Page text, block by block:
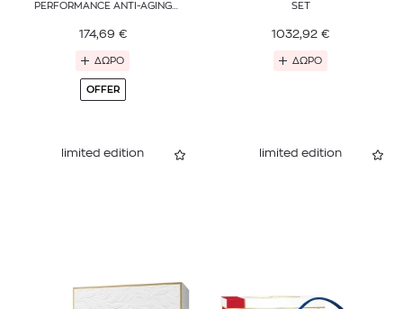
PERFORMANCE ANTI-AGING
SET
174,69 €
ΔΩΡΟ
OFFER
SET
1032,92 €
ΔΩΡΟ
limited edition limited edition